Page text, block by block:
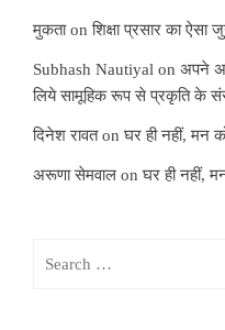
मुकताonशिक्षा प्रसार का ऐसा
Subhash Nautiyal on अपने
लिये सामूहिक रूप से प्रकृति के
दिनेश रावतonघर ही नहीं, मन
अरूणा सेमवाल onघर ही नहीं,